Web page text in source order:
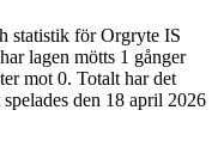
statistik för Orgryte IS
lagen mötts 1 gånger
mot 0. Totalt har det
den 18 april 2026